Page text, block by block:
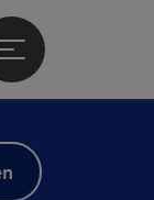
Hauptmenü öffnen